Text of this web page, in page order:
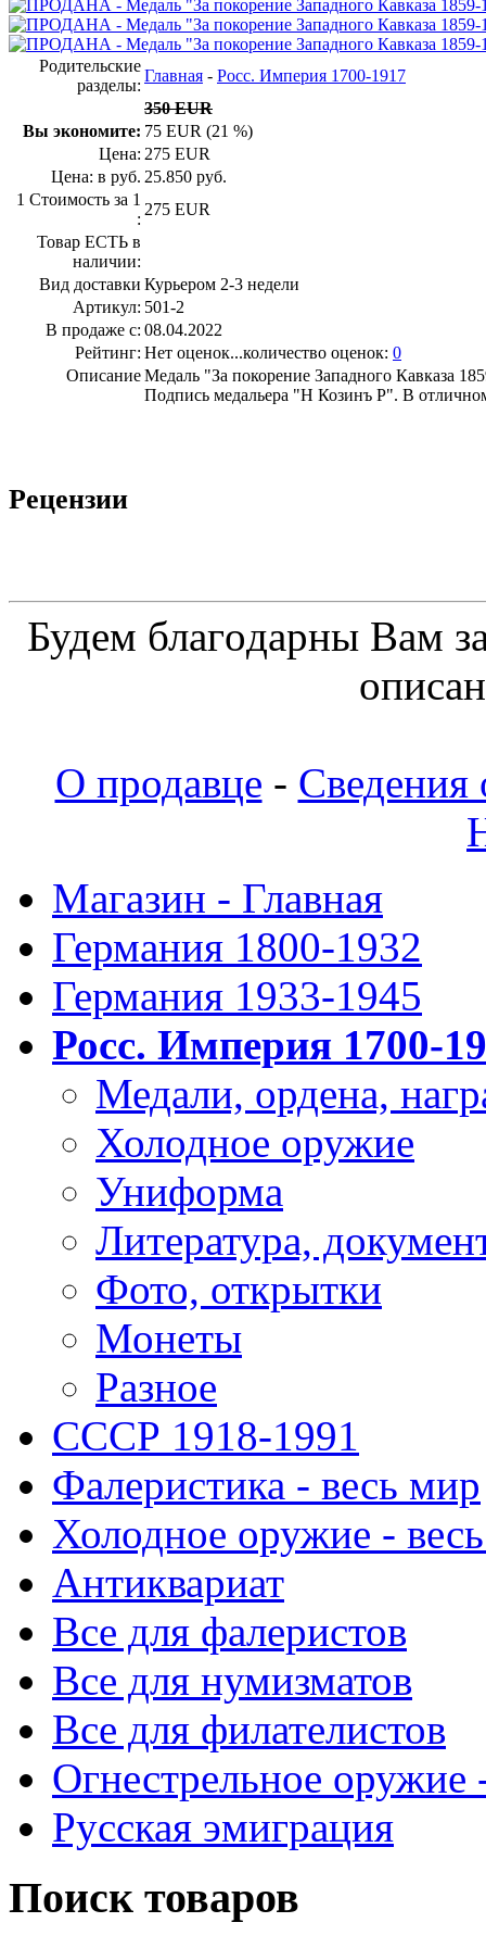
Родительские
разделы:
Главная - Росс. Империя 1700-1917
350 EUR
Вы экономите: 75 EUR (21 %)
Цена: 275 EUR
Цена: в руб. 25.850 руб.
1 Стоимость за 1
:
275 EUR
Товар ЕСТЬ в
наличии:
Вид доставки Курьером 2-3 недели
Артикул: 501-2
В продаже с: 08.04.2022
Рейтинг: Нет оценок...количество оценок: 0
ОписаниеМедаль "За покорение Западного Кавказа
Подпись медальера "Н Козинъ Р". В
Рецензии
Будeм блaгoдapны Вaм
О продавце - Сведения
Магазин - Главная
Германия 1800-1932
Германия 1933-1945
Росс. Империя 1700-
Медали, ордена,
Холодное оружие
Униформа
Литература,
Фото, открытки
Монеты
Разное
СССР 1918-1991
Фалеристика - весь мир
Холодное оружие -
Антиквариат
Все для фалеристов
Все для нумизматов
Все для филателистов
Огнестрельное оружие
Русская эмиграция
Поиск товаров